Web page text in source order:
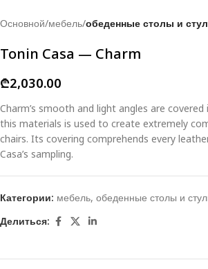
Основной мебель обеденные столы и
Tonin Casa — Charm
₾2,030.00
Charm’s smooth and light angles are
this materials is used to create extremely
chairs. Its covering comprehends every
Casa’s sampling.
Категории: мебель, обеденные столы и
Делиться: